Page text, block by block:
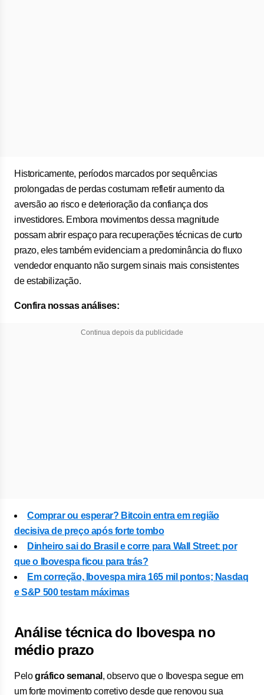
Historicamente, períodos marcados por sequências
prolongadas de perdas costumam refletir aumento da
aversão ao risco e deterioração da confiança dos
investidores. Embora movimentos dessa magnitude
possam abrir espaço para recuperações técnicas de curto
prazo, eles também evidenciam a predominância do fluxo
vendedor enquanto não surgem sinais mais consistentes
de estabilização.
Confira nossas análises:
Continua depois da publicidade
Comprar ou esperar? Bitcoin entra em região
decisiva de preço após forte tombo
Dinheiro sai do Brasil e corre para Wall Street: por
que o Ibovespa ficou para trás?
Em correção, Ibovespa mira 165 mil pontos; Nasdaq
e S&P 500 testam máximas
Análise técnica do Ibovespa no
médio prazo
Pelográfico semanal , observo que o Ibovespa segue em
um forte movimento corretivo desde que renovou sua